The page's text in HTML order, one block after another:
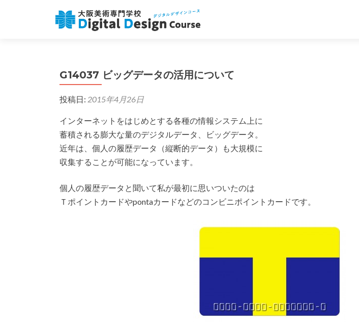
G14037 ビッグデータの活用について
投稿日: 2015年4月26日
インターネットをはじめとする各種の情報システム上に
蓄積される膨大な量のデジタルデータ、ビッグデータ。
近年は、個人の履歴データ（縦断的データ）も大規模に
収集することが可能になっています。
個人の履歴データと聞いて私が最初に思いついたのは
Ｔポイントカードやpontaカードなどのコンビニポイントカードです。